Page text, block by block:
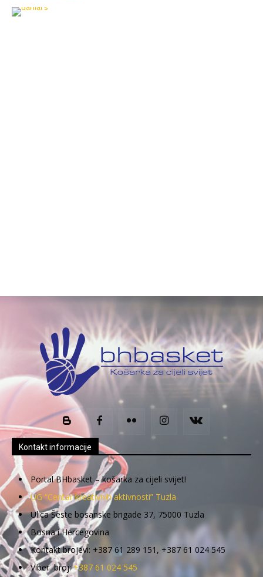
Kontakt informacije
Portal BHbasket – košarka za cijeli svijet!
UG “Centar kreativnih aktivnosti” Tuzla
Ulica Šeste bosanske brigade 37, 75000 Tuzla
Bosna i Hercegovina
Kontakt brojevi: +387 61 289 151, +387 61 024 545
Viber broj:+387 61 024 545